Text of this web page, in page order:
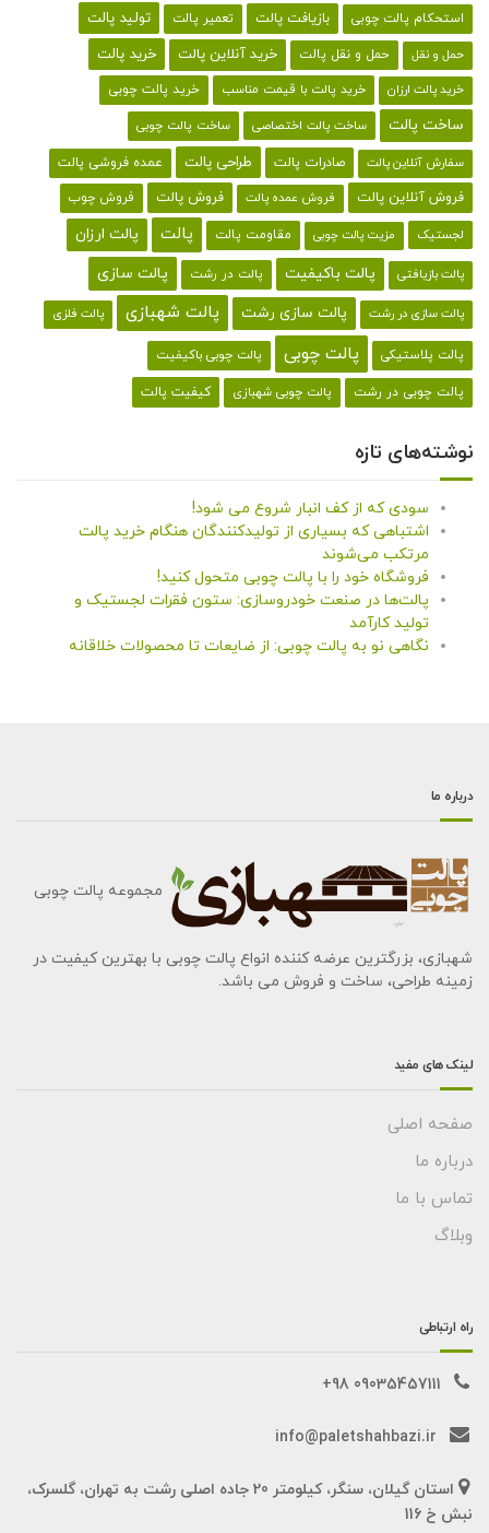
استحکام پالت چوبی بازیافت پالت تعمیر پالت تولید پالت
حمل و نقل حمل و نقل پالت خرید آنلاین پالت خرید پالت
خرید پالت ارزان خرید پالت با قیمت مناسب خرید پالت چوبی
ساخت پالت ساخت پالت اختصاصی ساخت پالت چوبی
سفارش آنلاین پالت صادرات پالت طراحی پالت عمده فروشی پالت
فروش آنلاین پالت فروش عمده پالت فروش پالت فروش چوب
لجستیک مزیت پالت چوبی مقاومت پالت پالت پالت ارزان
پالت بازیافتی پالت باکیفیت پالت در رشت پالت سازی
پالت سازی در رشت پالت سازی رشت پالت شهبازی پالت فلزی
پالت پلاستیکی پالت چوبی پالت چوبی باکیفیت
پالت چوبی در رشت پالت چوبی شهبازی کیفیت پالت
نوشته‌های تازه
سودی که از کف انبار شروع می شود!
اشتباهی که بسیاری از تولیدکنندگان هنگام خرید پالت
مرتکب می‌شوند
فروشگاه خود را با پالت چوبی متحول کنید!
پالت‌ها در صنعت خودروسازی: ستون فقرات لجستیک و
تولید کارآمد
نگاهی نو به پالت چوبی: از ضایعات تا محصولات خلاقانه
درباره ما
مجموعه پالت چوبی
شهبازی، بزرگترین عرضه کننده انواع پالت چوبی با بهترین کیفیت در
زمینه طراحی، ساخت و فروش می باشد.
لینک های مفید
صفحه اصلی
درباره ما
تماس با ما
وبلاگ
راه ارتباطی
09035457111 98+
info@paletshahbazi.ir
استان گیلان، سنگر، کیلومتر 20 جاده اصلی رشت به تهران، گلسرک،
نبش خ 116